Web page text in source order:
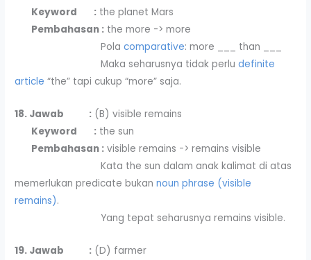
Keyword : the planet Mars
Pembahasan : the more -> more
Polacomparative: more ___ than ___
Maka seharusnya tidak perludefinite
article “the” tapi cukup “more” saja.
18. Jawab : (B) visible remains
Keyword : the sun
Pembahasan : visible remains -> remains visible
Kata the sun dalam anak kalimat di atas
memerlukan predicate bukannoun phrase (visible
remains).
Yang tepat seharusnya remains visible.
19. Jawab : (D) farmer